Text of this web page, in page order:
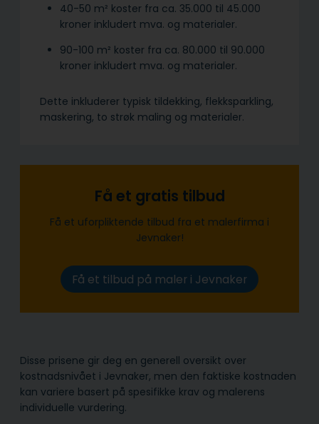
40-50 m² koster fra ca. 35.000 til 45.000
kroner inkludert mva. og materialer.
90-100 m² koster fra ca. 80.000 til 90.000
kroner inkludert mva. og materialer.
Dette inkluderer typisk tildekking, flekksparkling,
maskering, to strøk maling og materialer.
Få et gratis tilbud
Få et uforpliktende tilbud fra et malerfirma i
Jevnaker!
Få et tilbud på maler i Jevnaker
Disse prisene gir deg en generell oversikt over
kostnadsnivået i Jevnaker, men den faktiske kostnaden
kan variere basert på spesifikke krav og malerens
individuelle vurdering.